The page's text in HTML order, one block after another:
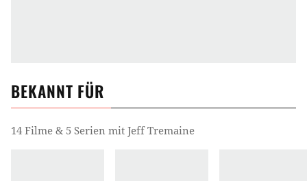
BEKANNT FÜR
14 Filme & 5 Serien mit Jeff Tremaine